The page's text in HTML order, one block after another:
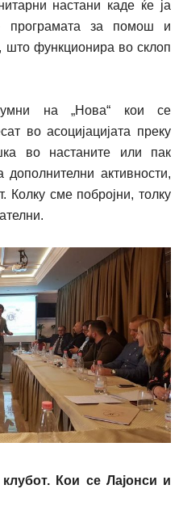
настани каде ќе ја
програмата за помош и
што функционира во склоп
на „Нова“ кои се
во асоцијацијата преку
во настаните или пак
активности,
Колку сме побројни, толку
клубот. Кои се Лајонси и